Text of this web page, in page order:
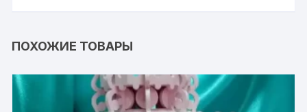
ПОХОЖИЕ ТОВАРЫ